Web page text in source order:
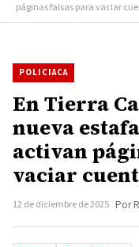
páginas falsas para vaciar
POLICIACA
En Tierra
nueva
activan
vaciar
12 de diciembre de 2025 Por